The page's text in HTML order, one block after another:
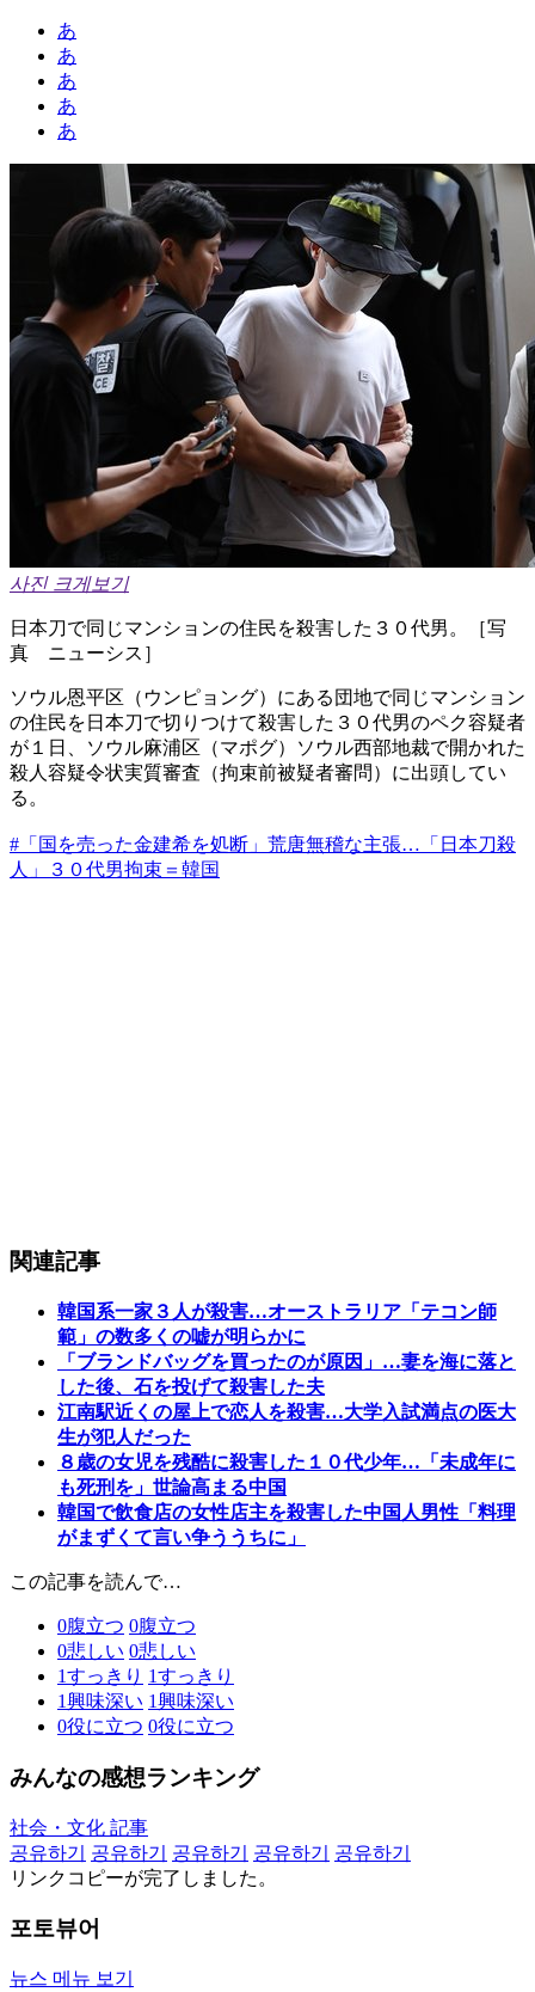
あ
あ
あ
あ
あ
사진 크게보기
日本刀で同じマンションの住民を殺害した３０代男。［写
真 ニューシス］
ソウル恩平区（ウンピョング）にある団地で同じマンション
の住民を日本刀で切りつけて殺害した３０代男のペク容疑者
が１日、ソウル麻浦区（マポグ）ソウル西部地裁で開かれた
殺人容疑令状実質審査（拘束前被疑者審問）に出頭してい
る。
#「国を売った金建希を処断」荒唐無稽な主張…「日本刀殺
人」３０代男拘束＝韓国
関連記事
韓国系一家３人が殺害…オーストラリア「テコン師
範」の数多くの嘘が明らかに
「ブランドバッグを買ったのが原因」…妻を海に落と
した後、石を投げて殺害した夫
江南駅近くの屋上で恋人を殺害…大学入試満点の医大
生が犯人だった
８歳の女児を残酷に殺害した１０代少年…「未成年に
も死刑を」世論高まる中国
韓国で飲食店の女性店主を殺害した中国人男性「料理
がまずくて言い争ううちに」
この記事を読んで…
0腹立つ 0腹立つ
0悲しい 0悲しい
1すっきり 1すっきり
1興味深い 1興味深い
0役に立つ 0役に立つ
みんなの感想ランキング
社会・文化 記事
공유하기
공유하기 공유하기 공유하기
공유하기
リンクコピーが完了しました。
포토뷰어
뉴스 메뉴 보기